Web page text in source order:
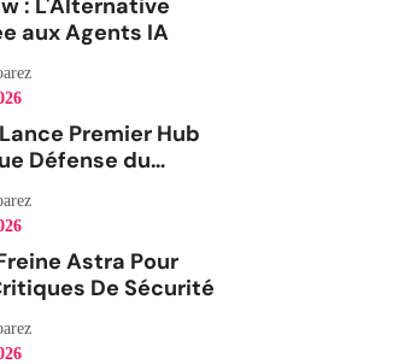
: L'Alternative
aux Agents IA
Premier Hub
Défense du
Astra Pour
De Sécurité